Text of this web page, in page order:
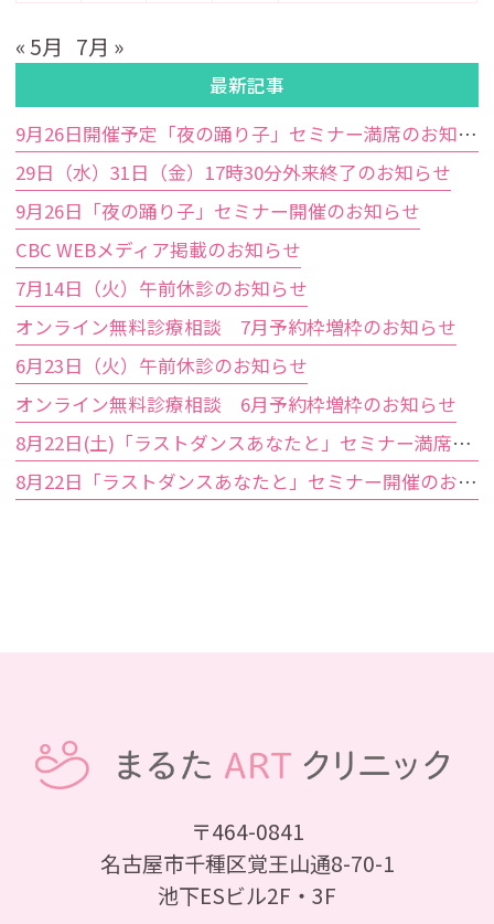
« 5月 7月 »
最新記事
9月26日開催予定「夜の踊り子」セミナー満席のお知らせ
29日（水）31日（金）17時30分外来終了のお知らせ
9月26日「夜の踊り子」セミナー開催のお知らせ
CBC WEBメディア掲載のお知らせ
7月14日（火）午前休診のお知らせ
オンライン無料診療相談 7月予約枠増枠のお知らせ
6月23日（火）午前休診のお知らせ
オンライン無料診療相談 6月予約枠増枠のお知らせ
8月22日(土)「ラストダンスあなたと」セミナー満席のお知らせ
8月22日「ラストダンスあなたと」セミナー開催のお知らせ
〒464-0841
名古屋市千種区覚王山通8-70-1
池下ESビル2F・3F